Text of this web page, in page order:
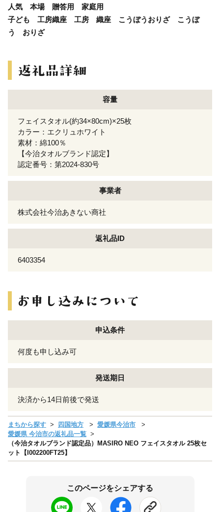
人気 本場 贈答用 家庭用
子ども 工房織座 工房 織座 こうぼうおりざ こうぼ
う おりざ
容量
フェイスタオル(約34×80cm)×25枚
カラー：エクリュホワイト
素材：綿100％
【今治タオルブランド認定】
認定番号：第2024-830号
事業者
株式会社今治あきない商社
返礼品ID
6403354
申込条件
何度も申し込み可
発送期日
決済から14日前後で発送
まちから探す 四国地方
愛媛県今治市
愛媛県 今治市の返礼品一覧
（今治タオルブランド認定品）MASIRO NEO フェイスタオル 25枚セ
ット【I002200FT25】
このページをシェアする